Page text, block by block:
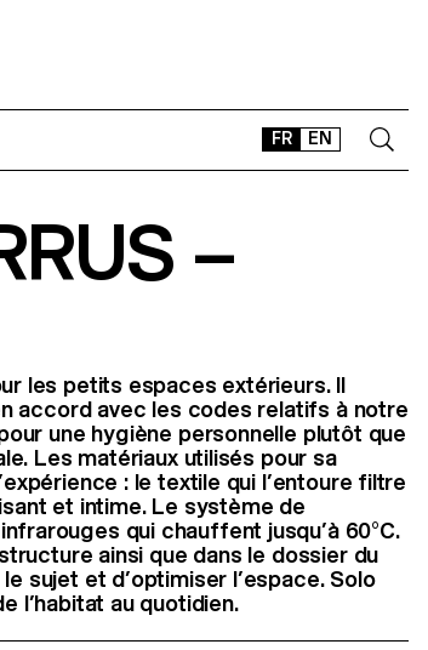
FR EN
SHOP
Instagram
Facebook
LinkedIn
Vimeo
–
les petits espaces extérieurs. Il
accord avec les codes relatifs à notre
une hygiène personnelle plutôt que
Les matériaux utilisés pour sa
: le textile qui l’entoure filtre
et intime. Le système de
qui chauffent jusqu’à 60°C.
ainsi que dans le dossier du
sujet et d’optimiser l’espace. Solo
l’habitat au quotidien.